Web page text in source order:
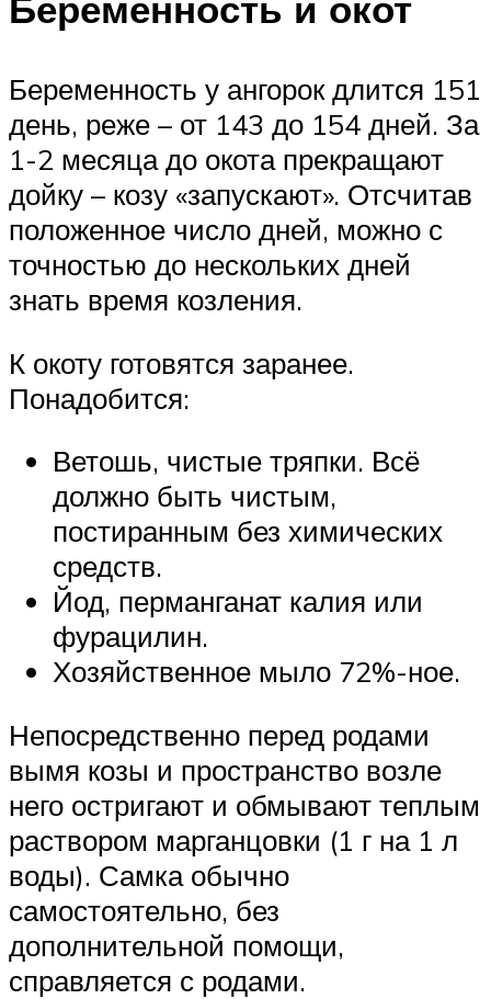
Беременность у ангорок длится 151
день, реже – от 143 до 154 дней. За
1-2 месяца до окота прекращают
дойку – козу «запускают». Отсчитав
положенное число дней, можно с
точностью до нескольких дней
знать время козления.
К окоту готовятся заранее.
Понадобится:
Ветошь, чистые тряпки. Всё
должно быть чистым,
постиранным без химических
средств.
Йод, перманганат калия или
фурацилин.
Хозяйственное мыло 72%-ное.
Непосредственно перед родами
вымя козы и пространство возле
него остригают и обмывают теплым
раствором марганцовки (1 г на 1 л
воды). Самка обычно
самостоятельно, без
дополнительной помощи,
справляется с родами.